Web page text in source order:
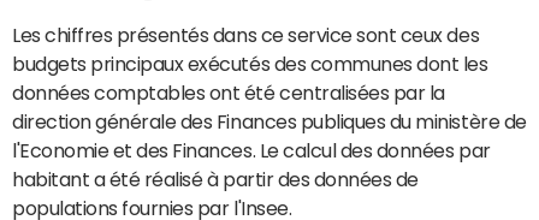
Les chiffres présentés dans ce service sont ceux des
budgets principaux exécutés des communes dont les
données comptables ont été centralisées par la
direction générale des Finances publiques du ministère de
l'Economie et des Finances. Le calcul des données par
habitant a été réalisé à partir des données de
populations fournies par l'Insee.